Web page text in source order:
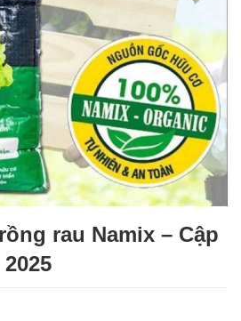
rau Namix – Cập